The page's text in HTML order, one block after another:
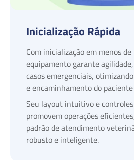
Inicialização Rápida
Com inicialização em menos
equipamento garante
casos emergenciais,
e encaminhamento do paciente
Seu layout intuitivo e
promovem operações
padrão de atendimento
robusto e inteligente.